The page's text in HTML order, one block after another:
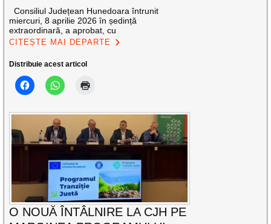
Consiliul Județean Hunedoara întrunit
miercuri, 8 aprilie 2026 în ședință
extraordinară, a aprobat, cu
CITEȘTE MAI DEPARTE
Distribuie acest articol
O NOUĂ ÎNTÂLNIRE LA CJH PE